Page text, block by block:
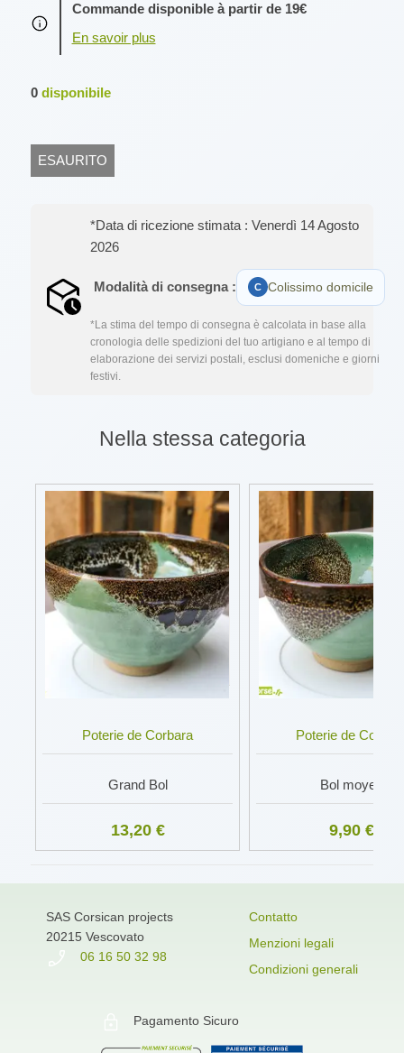
Commande disponible à partir de 19€
0 disponibile
ESAURITO
*Data di ricezione stimata : Venerdì 14 Agosto
2026
Modalità di consegna : Colissimo domicile
*La stima del tempo di consegna è calcolata in base alla
cronologia delle spedizioni del tuo artigiano e al tempo di
elaborazione dei servizi postali, esclusi domeniche e giorni
festivi.
Nella stessa categoria
Poterie de Corbara
Grand Bol
13,20 €
Poterie de
Bol moyen
9,90 €
SAS Corsican projects
20215 Vescovato
06 16 50 32 98
Contatto
Menzioni legali
Condizioni generali
Pagamento Sicuro